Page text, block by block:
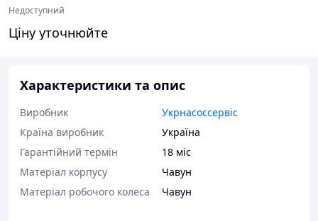
Недоступний
Ціну уточнюйте
Характеристики та опис
Виробник
Укрнасоссервіс
Країна виробник
Україна
Гарантійний термін
18 міс
Матеріал корпусу
Чавун
Матеріал робочого колеса
Чавун